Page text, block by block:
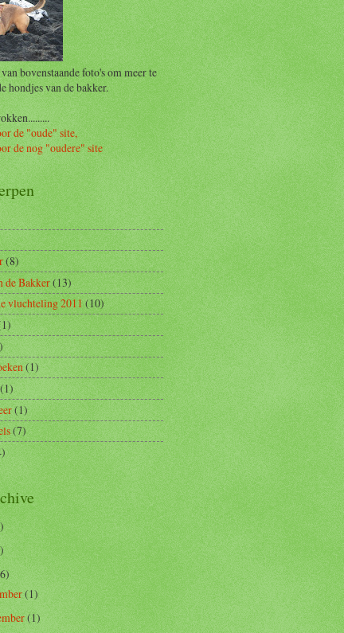
bovenstaande foto's om meer te
hondjes van de bakker.
de "oude" site,
de nog "oudere" site
(8)
de Bakker(13)
vluchteling 2011(10)
(1)
(1)
(1)
(7)
(1)
(1)